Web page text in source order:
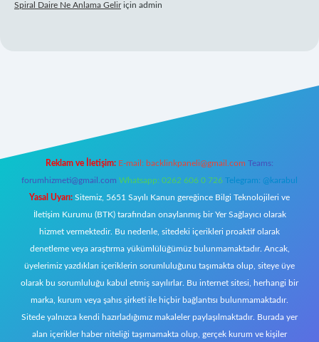
Spiral Daire Ne Anlama Geliriçin admin
Reklam ve İletişim: E-mail: backlinkpaneli@gmail.com Teams:
forumhizmeti@gmail.com Whatsapp: 0262 606 0 726 Telegram: @karabul
Yasal Uyarı: Sitemiz, 5651 Sayılı Kanun gereğince Bilgi Teknolojileri ve
İletişim Kurumu (BTK) tarafından onaylanmış bir Yer Sağlayıcı olarak
hizmet vermektedir. Bu nedenle, sitedeki içerikleri proaktif olarak
denetleme veya araştırma yükümlülüğümüz bulunmamaktadır. Ancak,
üyelerimiz yazdıkları içeriklerin sorumluluğunu taşımakta olup, siteye üye
olarak bu sorumluluğu kabul etmiş sayılırlar. Bu internet sitesi, herhangi bir
marka, kurum veya şahıs şirketi ile hiçbir bağlantısı bulunmamaktadır.
Sitede yalnızca kendi hazırladığımız makaleler paylaşılmaktadır. Burada yer
alan içerikler haber niteliği taşımamakta olup, gerçek kurum ve kişiler